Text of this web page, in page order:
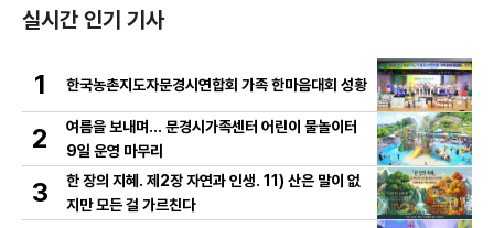
실시간 인기 기사
1 한국농촌지도자문경시연합회 가족 한마음대회 성황
2
여름을 보내며… 문경시가족센터 어린이 물놀이터
9일 운영 마무리
3
한 장의 지혜. 제2장 자연과 인생. 11) 산은 말이 없
지만 모든 걸 가르친다